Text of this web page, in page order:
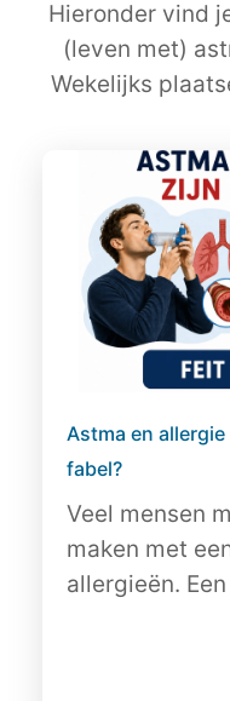
Hieronder vind
(leven met)
Wekelijks
Astma en
fabel?
Veel mensen
maken met
allergieën.